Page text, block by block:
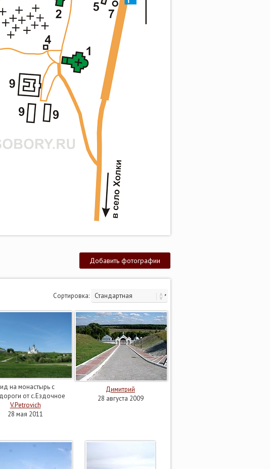
Добавить фотографии
Сортировка:
на монастырь с
от с.Ездочное
V.Petrovich
28 мая 2011
Димитрий
28 августа 2009